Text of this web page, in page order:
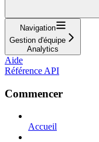
Navigation
Gestion d'équipe
Analytics
Aide
Référence API
Commencer
Accueil